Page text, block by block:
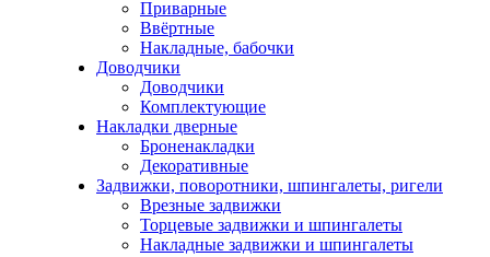
Приварные
Ввёртные
Накладные, бабочки
Доводчики
Доводчики
Комплектующие
Накладки дверные
Броненакладки
Декоративные
Задвижки, поворотники, шпингалеты, ригели
Врезные задвижки
Торцевые задвижки и шпингалеты
Накладные задвижки и шпингалеты